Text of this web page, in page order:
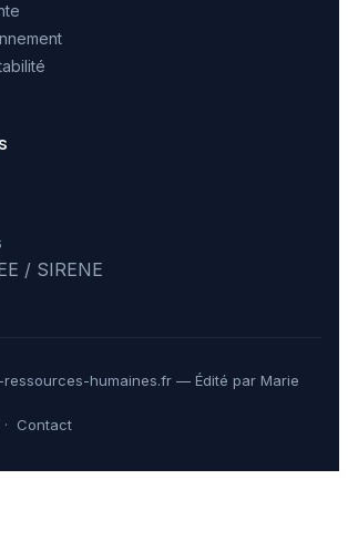
/ SIRENE
humaines.fr — Édité par Marie
· Contact